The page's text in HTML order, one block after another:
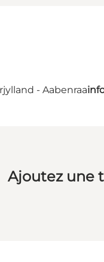
- Aabenraa
Ajoutez une